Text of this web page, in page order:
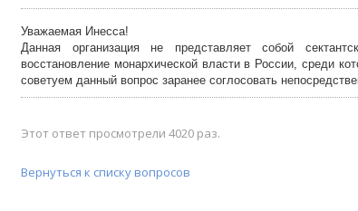
Уважаемая Инесса!
Данная организация не представляет собой
восстановление монархической власти в России, среди
советуем данный вопрос заранее соглосовать
Этот ответ просмотрели 4020 раз.
Вернуться к списку вопросов